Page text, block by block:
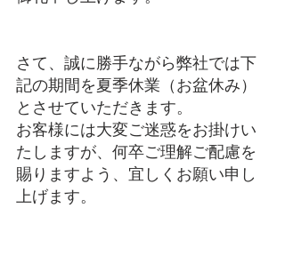
さて、誠に勝手ながら弊社では下
記の期間を夏季休業（お盆休み）
とさせていただきます。
お客様には大変ご迷惑をお掛けい
たしますが、何卒ご理解ご配慮を
賜りますよう、宜しくお願い申し
上げます。